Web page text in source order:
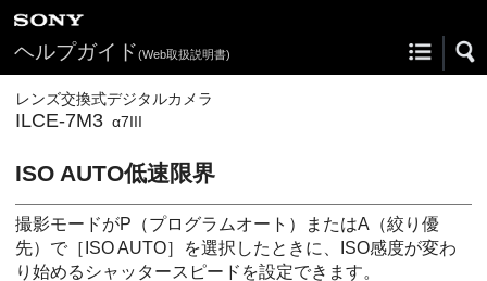
ヘルプガイド(Web取扱説明書)
レンズ交換式デジタルカメラ
ILCE-7M3 α7III
ISO AUTO低速限界
撮影モードがP（プログラムオート ）またはA（絞り優
先）で ［ISO AUTO］
を選択したときに、ISO感度が変わ
り始めるシャッタースピードを設定できます。